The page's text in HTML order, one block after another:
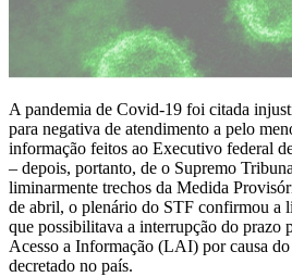
A pandemia de Covid-19 foi citada
para negativa de atendimento a pelo
informação feitos ao Executivo federal
– depois, portanto, de o Supremo
liminarmente trechos da Medida
de abril, o plenário do STF confirmou a
que possibilitava a interrupção do prazo
Acesso a Informação (LAI) por causa do
decretado no país.